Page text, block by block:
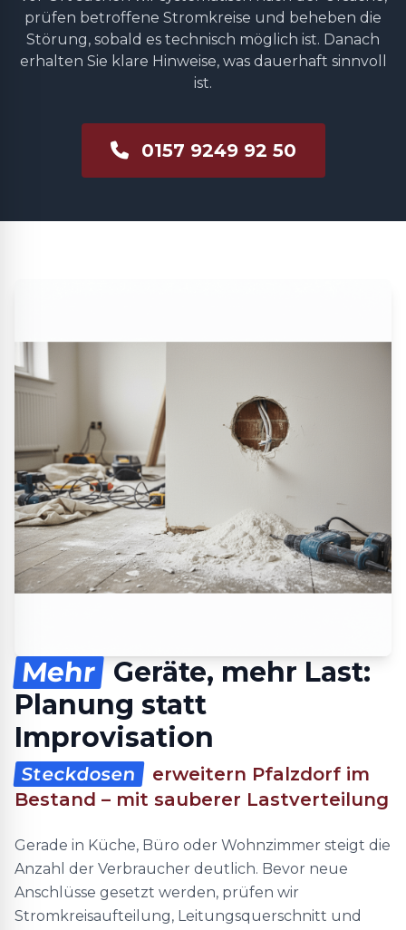
prüfen betroffene Stromkreise und beheben die
Störung, sobald es technisch möglich ist. Danach
erhalten Sie klare Hinweise, was dauerhaft sinnvoll
ist.
0157 9249 92 50
Mehr Geräte, mehr Last:
Planung statt
Improvisation
Steckdosen
erweitern Pfalzdorf im
Bestand – mit sauberer Lastverteilung
Gerade in Küche, Büro oder Wohnzimmer steigt die
Anzahl der Verbraucher deutlich. Bevor neue
Anschlüsse gesetzt werden, prüfen wir
Stromkreisaufteilung, Leitungsquerschnitt und